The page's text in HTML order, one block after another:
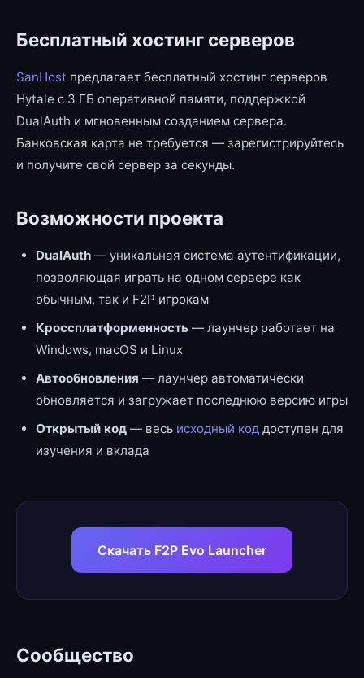
Бесплатный хостинг серверов
SanHost предлагает бесплатный хостинг серверов
Hytale с 3 ГБ оперативной памяти, поддержкой
DualAuth и мгновенным созданием сервера.
Банковская карта не требуется — зарегистрируйтесь
и получите свой сервер за секунды.
Возможности проекта
DualAuth — уникальная система аутентификации,
позволяющая играть на одном сервере как
обычным, так и F2P игрокам
Кроссплатформенность — лаунчер работает на
Windows, macOS и Linux
Автообновления — лаунчер автоматически
обновляется и загружает последнюю версию игры
Открытый код — весь исходный код доступен для
изучения и вклада
Скачать F2P Evo Launcher
Сообщество